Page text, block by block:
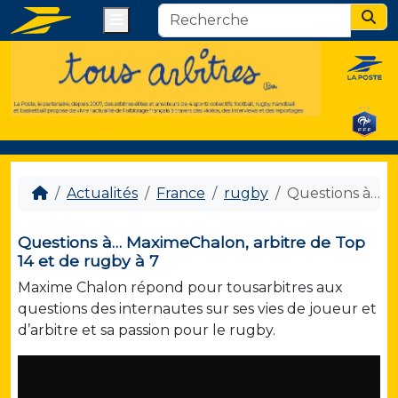
Actualités France rugby Questions à…
Questions à… MaximeChalon, arbitre de Top
14 et de rugby à 7
Maxime Chalon répond pour tousarbitres aux
questions des internautes sur ses vies de joueur et
d’arbitre et sa passion pour le rugby.